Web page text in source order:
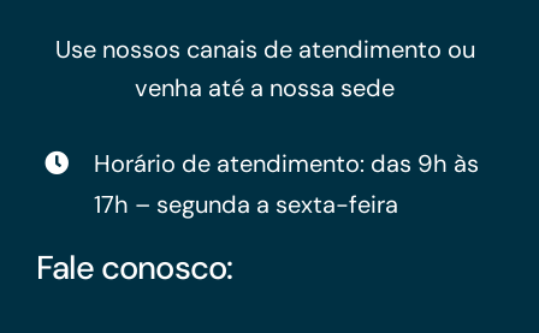
Use nossos canais de atendimento ou
venha até a nossa sede
Horário de atendimento: das 9h às
17h – segunda a sexta-feira
Fale conosco: